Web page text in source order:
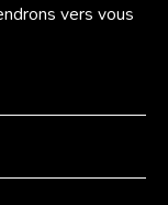
vers vous